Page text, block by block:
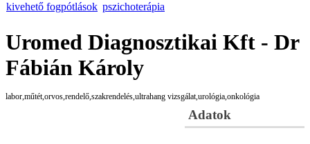
kivehető fogpótlások pszichoterápia
Uromed Diagnosztikai Kft - Dr
Fábián Károly
labor,műtét,orvos,rendelő,szakrendelés,ultrahang vizsgálat,urológia,onkológia
Adatok